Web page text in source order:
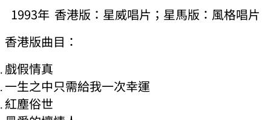
1993年 香港版：星威唱片；星馬版：風格唱片
香港版曲目：
戲假情真
一生之中只需給我一次幸運
紅塵俗世